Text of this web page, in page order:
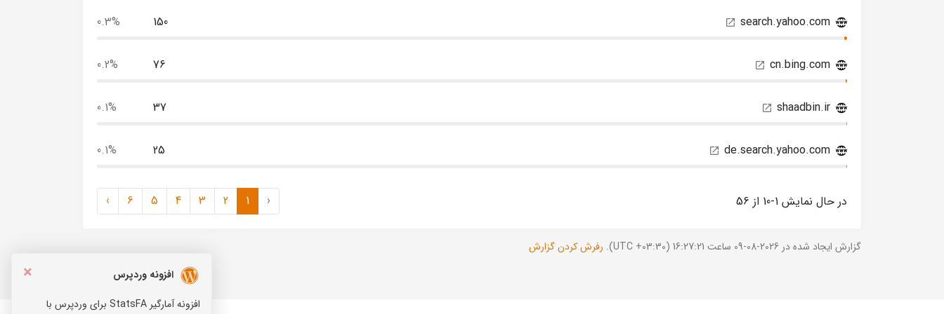
search.yahoo.com
150
0.3%
cn.bing.com
76
0.2%
shaadbin.ir
37
0.1%
de.search.yahoo.com
25
0.1%
در حال نمایش 1-10 از 56 ‹
1
2
3
4
5
6
›
گزارش ایجاد شده در 2026-08-09 ساعت 16:27:21 (UTC +03:30). رفرش کردن گزارش
×
افزونه وردپرس
افزونه آمارگیر StatsFA برای وردپرس با